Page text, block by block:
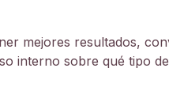
mejores resultados,
interno sobre qué tipo